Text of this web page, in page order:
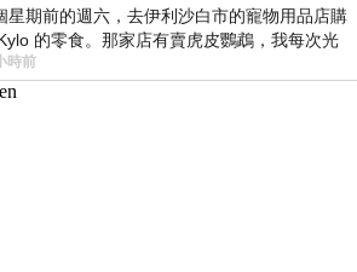
星期前的週六，去伊利沙白市的寵物用品店購
的零食。那家店有賣虎皮鸚鵡，我每次光
會去看一下。他們偶爾會引進 C
時前